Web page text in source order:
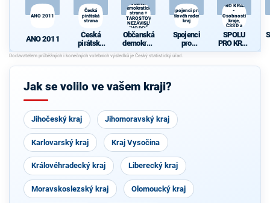
ANO 2011
ANO 2011
Česká
pirátská
strana
Česká
pirátská
strana
Občanská
demokratická
strana +
STAROSTOVÉ
A NEZÁVISLÍ a
VÝCHODOČEŠI
Občanská
demokrati
cká strana
+
STAROST
NEZÁVISL
ČEŠI
Spojenci pro
Královéhradecký
kraj
Spojenci
pro
Královéhra
decký kraj
PRO KRAJ
-
Osobnosti
kraje,
ČSSD a
SPOLU
PRO KRAJ
-
kraje,
Jak se volilo ve vašem kraji?
Jihočeský kraj Jihomoravský kraj
Karlovarský kraj Kraj Vysočina
Královéhradecký kraj Liberecký kraj
Moravskoslezský kraj Olomoucký kraj